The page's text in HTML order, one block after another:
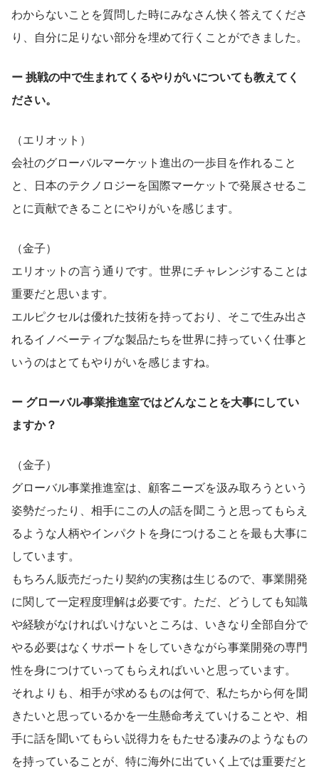
わからないことを質問した時にみなさん快く答えてくださ
り、自分に足りない部分を埋めて行くことができました。
ー 挑戦の中で生まれてくるやりがいについても教えてく
ださい。
（エリオット）
会社のグローバルマーケット進出の一歩目を作れること
と、日本のテクノロジーを国際マーケットで発展させるこ
とに貢献できることにやりがいを感じます。
（金子）
エリオットの言う通りです。世界にチャレンジすることは
重要だと思います。
エルピクセルは優れた技術を持っており、そこで生み出さ
れるイノベーティブな製品たちを世界に持っていく仕事と
いうのはとてもやりがいを感じますね。
ー グローバル事業推進室ではどんなことを大事にしてい
ますか？
（金子）
グローバル事業推進室は、顧客ニーズを汲み取ろうという
姿勢だったり、相手にこの人の話を聞こうと思ってもらえ
るような人柄やインパクトを身につけることを最も大事に
しています。
もちろん販売だったり契約の実務は生じるので、事業開発
に関して一定程度理解は必要です。ただ、どうしても知識
や経験がなければいけないところは、いきなり全部自分で
やる必要はなくサポートをしていきながら事業開発の専門
性を身につけていってもらえればいいと思っています。
それよりも、相手が求めるものは何で、私たちから何を聞
きたいと思っているかを一生懸命考えていけることや、相
手に話を聞いてもらい説得力をもたせる凄みのようなもの
を持っていることが、特に海外に出ていく上では重要だと